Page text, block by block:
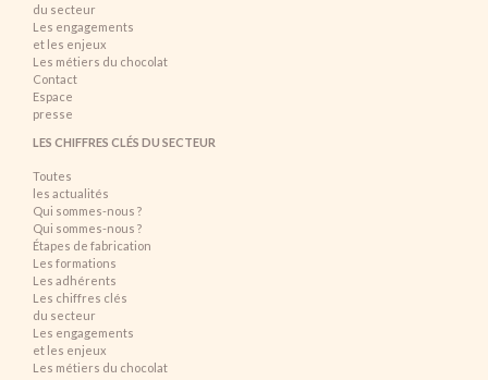
du secteur
Les engagements
et les enjeux
Les métiers du chocolat
Contact
Espace
presse
LES CHIFFRES CLÉS DU SECTEUR
Toutes
les actualités
Qui sommes-nous ?
Qui sommes-nous ?
Étapes de fabrication
Les formations
Les adhérents
Les chiffres clés
du secteur
Les engagements
et les enjeux
Les métiers du chocolat